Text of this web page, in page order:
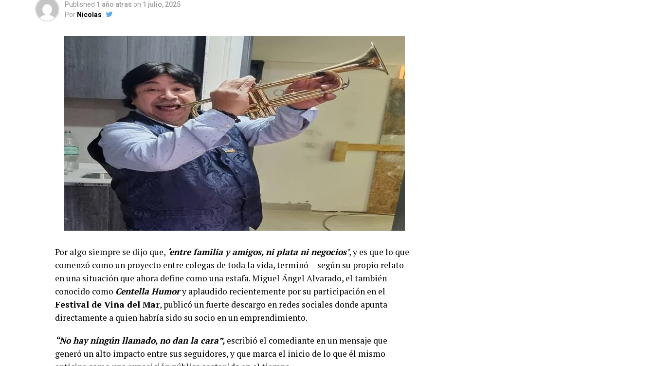
Published 1 año atras on 1 julio, 2025
Por Nicolas
Por algo siempre se dijo que, ‘entre familia y amigos, ni plata ni negocios’, y es que lo que
comenzó como un proyecto entre colegas de toda la vida, terminó —según su propio relato—
en una situación que ahora define como una estafa. Miguel Ángel Alvarado, el también
conocido como Centella Humory aplaudido recientemente por su participación en el
Festival de Viña del Mar, publicó un fuerte descargo en redes sociales donde apunta
directamente a quien habría sido su socio en un emprendimiento.
“No hay ningún llamado, no dan la cara”, escribió el comediante en un mensaje que
generó un alto impacto entre sus seguidores, y que marca el inicio de lo que él mismo